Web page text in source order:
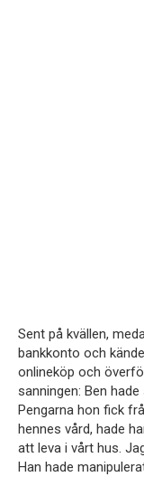
Sent på kvällen,
bankkonto och
onlineköp och
sanningen: Ben
Pengarna hon fick
hennes vård, hade
att leva i vårt hus.
Han hade